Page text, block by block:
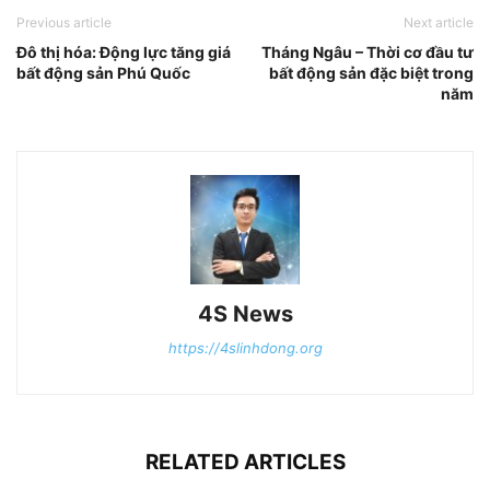
Previous article
Đô thị hóa: Động lực tăng giá
bất động sản Phú Quốc
Next article
Tháng Ngâu – Thời cơ đầu tư
bất động sản đặc biệt trong
năm
4S News
https://4slinhdong.org
RELATED ARTICLES